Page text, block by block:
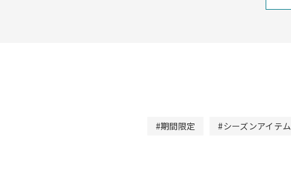
#期間限定 #シーズンアイテム